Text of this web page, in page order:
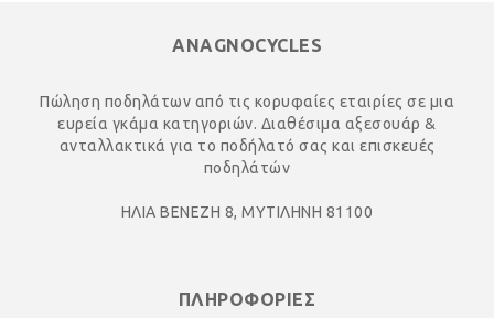
ANAGNOCYCLES
Πώληση ποδηλάτων από τις κορυφαίες εταιρίες σε μια
ευρεία γκάμα κατηγοριών. Διαθέσιμα αξεσουάρ &
ανταλλακτικά για το ποδήλατό σας και επισκευές
ποδηλάτών
ΗΛΙΑ ΒΕΝΕΖΗ 8, ΜΥΤΙΛΗΝΗ 81100
ΠΛΗΡΟΦΟΡΙΕΣ